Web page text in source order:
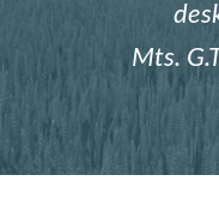
Mts.